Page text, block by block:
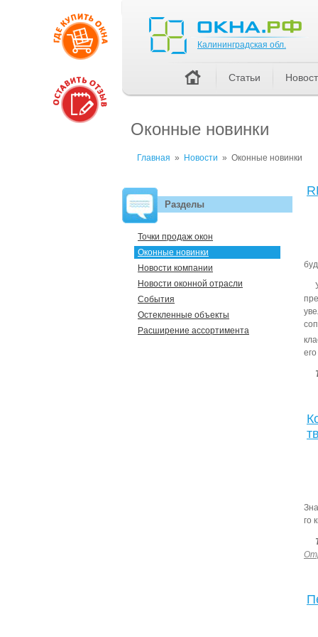
Оконные новинки
Главная » Новости » Оконные новинки
го
Разделы
Точки продаж окон
Оконные новинки
Новости компании
Новости оконной отрасли
События
Остекленные объекты
Расширение ассортимента
Калининградская обл.
Статьи